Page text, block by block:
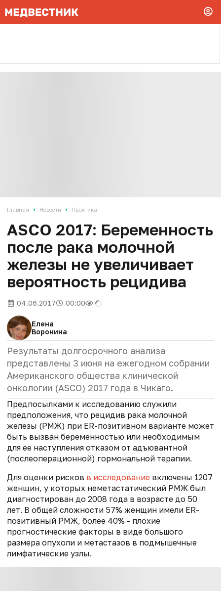
Главная • Новости • Практика
ASCO 2017: Беременность
после рака молочной
железы не увеличивает
вероятность рецидива
04.06.2017 00:00
Елена
Воронина
Результаты долгосрочного анализа
представлены 3 июня на ежегодном собрании
Американского общества клинической
онкологии (ASCO) 2017 года в Чикаго.
Предпосылками к исследованию служили
предположения, что рецидив рака молочной
железы (РМЖ) при ER-позитивном варианте может
быть вызван беременностью или необходимым
для ее наступления отказом от адъювантной
(послеоперационной) гормональной терапии.
Для оценки рисков в исследование включены 1207
женщин, у которых неметастатический РМЖ был
диагностирован до 2008 года в возрасте до 50
лет. В общей сложности 57% женщин имели ER-
позитивный РМЖ, более 40% - плохие
прогностические факторы в виде большого
размера опухоли и метастазов в подмышечные
лимфатические узлы.